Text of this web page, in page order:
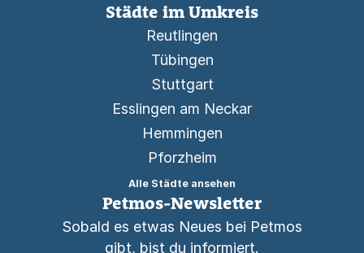
Städte im Umkreis
Reutlingen
Tübingen
Stuttgart
Esslingen am Neckar
Hemmingen
Pforzheim
Alle Städte ansehen
Petmos-Newsletter
Sobald es etwas Neues bei Petmos
gibt, bist du informiert.